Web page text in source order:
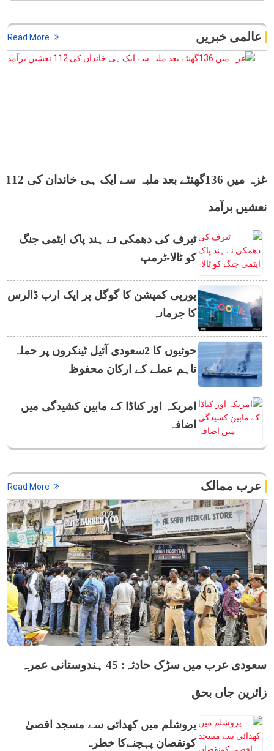
عالمی خبریں Read More
غزہ میں 136گھنٹے بعد ملبہ سے ایک ہی خاندان کی 112
نعشیں برآمد
ٹیرف کی دھمکی نے ہند پاک ایٹمی جنگ
کو ٹالا-ٹرمپ
یورپی کمیشن کا گوگل پر ایک ارب ڈالرس
کا جرمانہ
حوثیوں کا 2سعودی آئیل ٹینکروں پر حملہ
تاہم عملے کے ارکان محفوظ
امریکہ اور کناڈا کے مابین کشیدگی میں
اضافہ
عرب ممالک Read More
سعودی عرب میں سڑک حادثہ: 45 ہندوستانی عمرہ
زائرین جاں بحق
یروشلم میں کھدائی سے مسجد اقصیٰ
کونقصان پہچنےکا خطرہ